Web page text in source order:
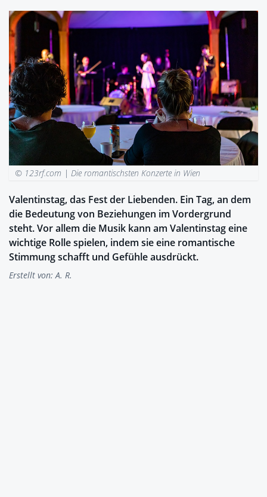
© 123rf.com |Die romantischsten Konzerte in Wien
Valentinstag, das Fest der Liebenden. Ein Tag, an dem
die Bedeutung von Beziehungen im Vordergrund
steht. Vor allem die Musik kann am Valentinstag eine
wichtige Rolle spielen, indem sie eine romantische
Stimmung schafft und Gefühle ausdrückt.
Erstellt von:A. R.